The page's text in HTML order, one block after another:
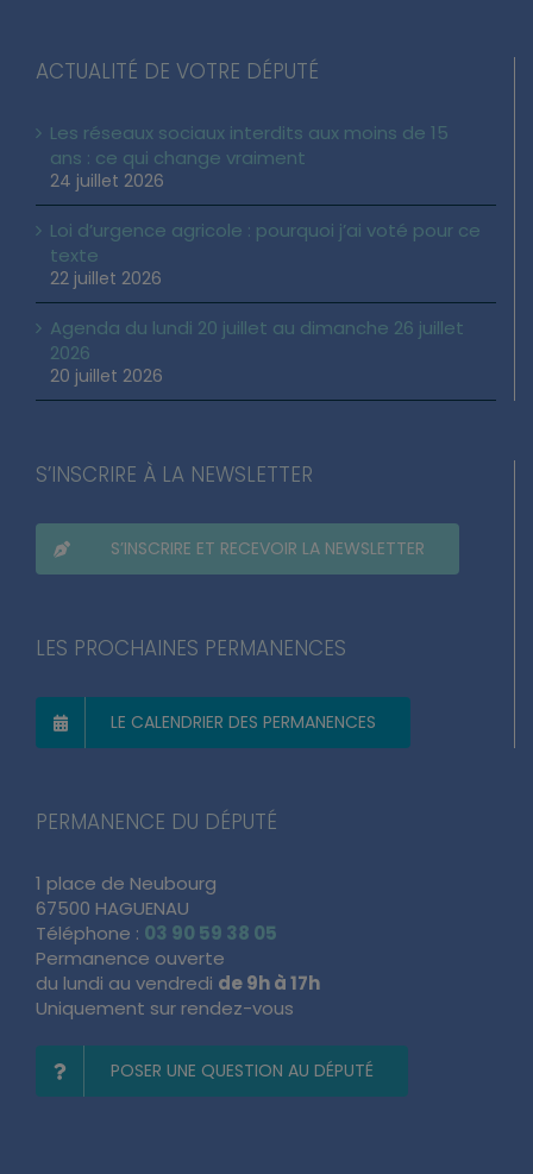
ACTUALITÉ DE VOTRE DÉPUTÉ
Les réseaux sociaux interdits aux moins de 15
ans : ce qui change vraiment
24 juillet 2026
Loi d’urgence agricole : pourquoi j’ai voté pour ce
texte
22 juillet 2026
Agenda du lundi 20 juillet au dimanche 26 juillet
2026
20 juillet 2026
S’INSCRIRE À LA NEWSLETTER
S’INSCRIRE ET RECEVOIR LA NEWSLETTER
LES PROCHAINES PERMANENCES
LE CALENDRIER DES PERMANENCES
PERMANENCE DU DÉPUTÉ
1 place de Neubourg
67500 HAGUENAU
Téléphone : 03 90 59 38 05
Permanence ouverte
du lundi au vendredi de 9h à 17h
Uniquement sur rendez-vous
POSER UNE QUESTION AU DÉPUTÉ